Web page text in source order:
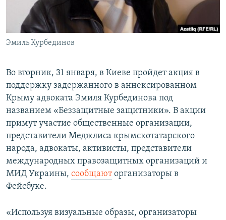
ПОБЕДИТЕЛЕЙ НЕ СУДЯТ?
КРЫМ.НЕПОКОРЕННЫЙ
ELIFBE
ПРИСОЕДИНЯЙТЕСЬ!
Все сайты RFE/RL
Эмиль Курбединов
Во вторник, 31 января, в Киеве пройдет акция в
поддержку задержанного в аннексированном
Крыму адвоката Эмиля Курбединова под
названием «Беззащитные защитники». В акции
примут участие общественные организации,
представители Меджлиса крымскотатарского
народа, адвокаты, активисты, представители
международных правозащитных организаций и
МИД Украины, сообщаюторганизаторы в
Фейсбуке.
«Используя визуальные образы, организаторы